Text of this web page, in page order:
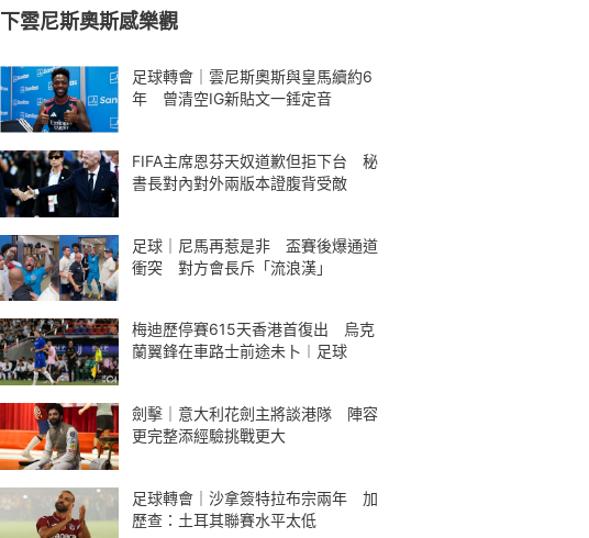
下雲尼斯奧斯感樂觀
足球轉會｜雲尼斯奧斯與皇馬續約6
年 曾清空IG新貼文一錘定音
FIFA主席恩芬天奴道歉但拒下台 秘
書長對內對外兩版本證腹背受敵
足球｜尼馬再惹是非 盃賽後爆通道
衝突 對方會長斥「流浪漢」
梅迪歷停賽615天香港首復出 烏克
蘭翼鋒在車路士前途未卜︱足球
劍擊｜意大利花劍主將談港隊 陣容
更完整添經驗挑戰更大
足球轉會｜沙拿簽特拉布宗兩年 加
歷查：土耳其聯賽水平太低